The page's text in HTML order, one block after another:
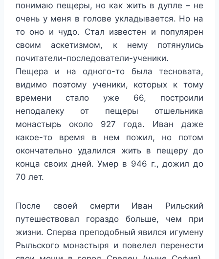
понимаю пещеры, но как жить в дупле – не
очень у меня в голове укладывается. Но на
то оно и чудо. Стал известен и популярен
своим аскетизмом, к нему потянулись
почитатели-последователи-ученики.
Пещера и на одного-то была тесновата,
видимо поэтому ученики, которых к тому
времени стало уже 66, построили
неподалеку от пещеры отшельника
монастырь около 927 года. Иван даже
какое-то время в нем пожил, но потом
окончательно удалился жить в пещеру до
конца своих дней. Умер в 946 г., дожил до
70 лет.
После своей смерти Иван Рильский
путешествовал гораздо больше, чем при
жизни. Сперва преподобный явился игумену
Рыльского монастыря и повелел перенести